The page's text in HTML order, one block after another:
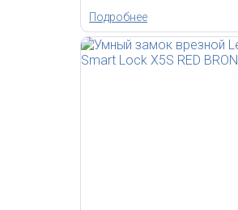
Умный замок врезной
Lenovo Smart Lock X3
MOCHA BRONZE
Подробнее